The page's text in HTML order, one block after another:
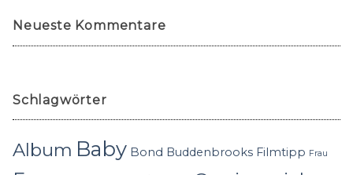
Neueste Kommentare
Schlagwörter
Album Baby Bond Buddenbrooks Filmtipp Frau